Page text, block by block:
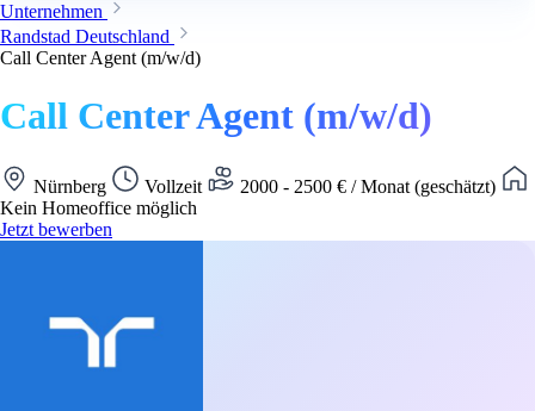
Unternehmen
Randstad Deutschland
Call Center Agent (m/w/d)
Call Center Agent (m/w/d)
Nürnberg Vollzeit
2000 - 2500 € / Monat (geschätzt)
Kein Homeoffice möglich
Jetzt bewerben